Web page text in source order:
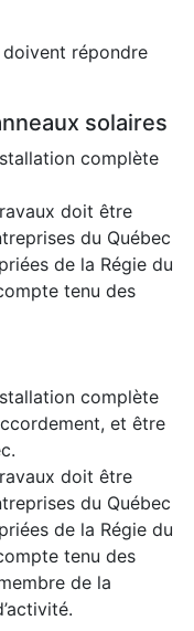
répondre
solaires
complète
doit être
du Québec
de la Régie du
tenu des
complète
et être
doit être
du Québec
de la Régie du
tenu des
de la